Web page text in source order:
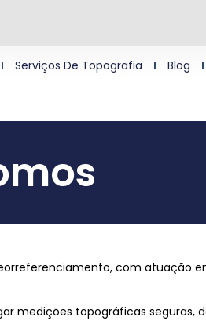
Serviços De Topografia Blog
com atuação
medições topográficas seguras,